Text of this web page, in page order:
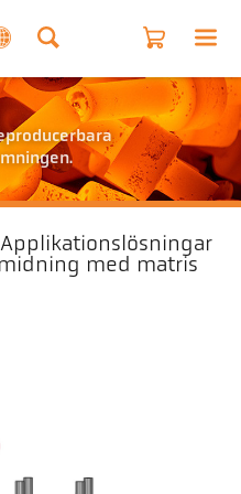
Applikationslösningar
med matris